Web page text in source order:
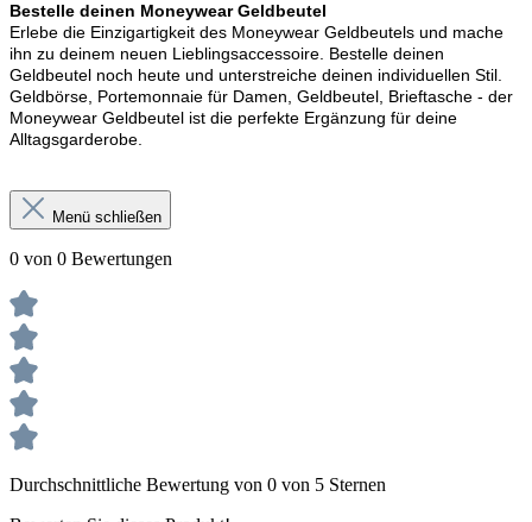
Bestelle deinen Moneywear Geldbeutel
Erlebe die Einzigartigkeit des Moneywear Geldbeutels und mache
ihn zu deinem neuen Lieblingsaccessoire. Bestelle deinen
Geldbeutel noch heute und unterstreiche deinen individuellen Stil.
Geldbörse, Portemonnaie für Damen, Geldbeutel, Brieftasche - der
Moneywear Geldbeutel ist die perfekte Ergänzung für deine
Alltagsgarderobe.
Menü schließen
0 von 0 Bewertungen
Durchschnittliche Bewertung von 0 von 5 Sternen